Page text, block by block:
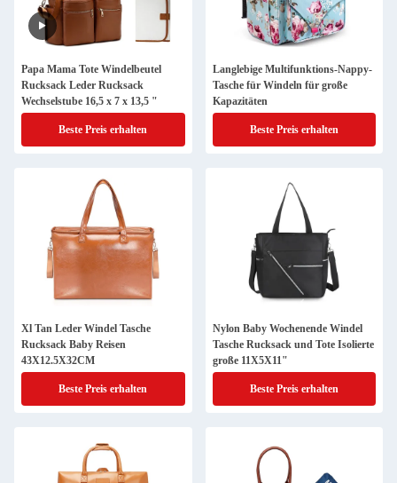
Papa Mama Tote Windelbeutel
Rucksack Leder Rucksack
Wechselstube 16,5 x 7 x 13,5 "
Beste Preis erhalten
Langlebige Multifunktions-Nappy-
Tasche für Windeln für große
Kapazitäten
Beste Preis erhalten
Xl Tan Leder Windel Tasche
Rucksack Baby Reisen
43X12.5X32CM
Beste Preis erhalten
Nylon Baby Wochenende Windel
Tasche Rucksack und Tote Isolierte
große 11X5X11"
Beste Preis erhalten